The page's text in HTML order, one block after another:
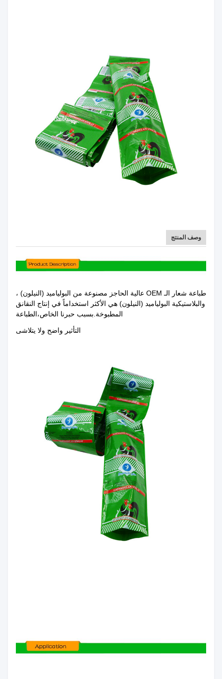
وصف المنتج
طباعة شعار الـ OEM عالية الحاجز مصنوعة من البولياميد (النيلون) ،
والبلاستيكية البولياميد (النيلون) هي الأكثر استخداماً في إنتاج النقانق
المطبوخة.بسبب حبرنا الخاص،الطباعة
التأثير واضح ولا يتلاشى